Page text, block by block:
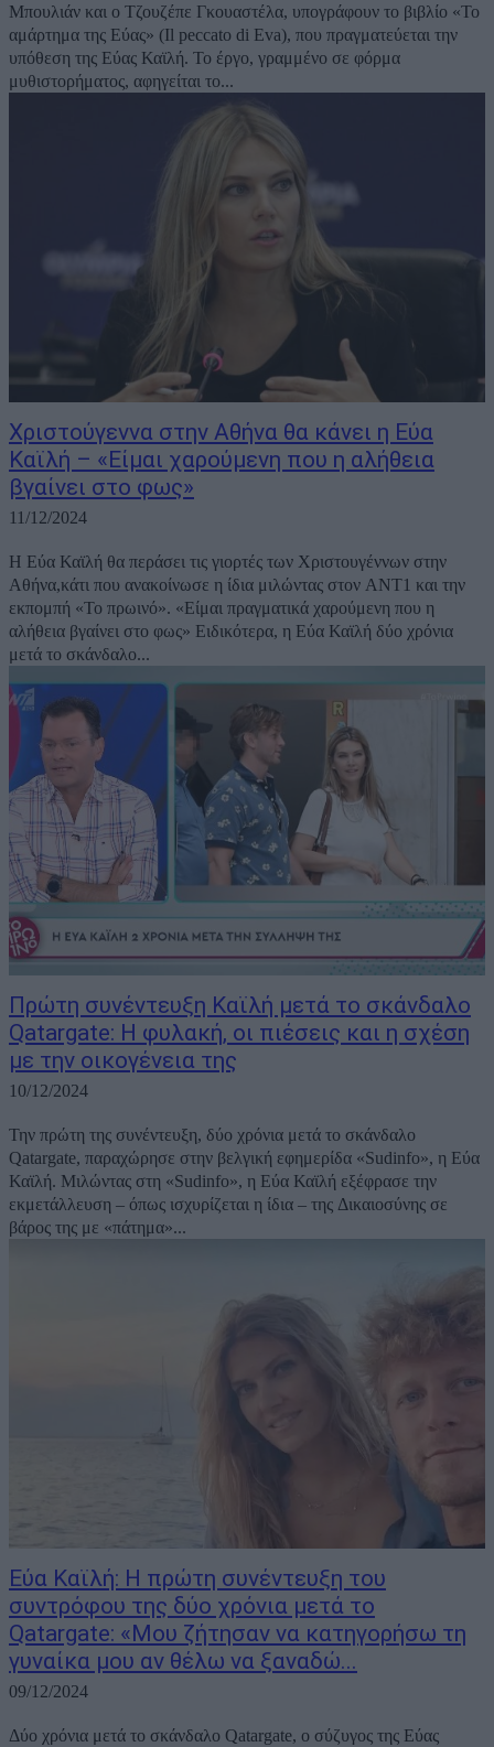
Μπουλιάν και ο Τζουζέπε Γκουαστέλα, υπογράφουν το βιβλίο «Το
αμάρτημα της Εύας» (Il peccato di Eva), που πραγματεύεται την
υπόθεση της Εύας Καϊλή. Το έργο, γραμμένο σε φόρμα
μυθιστορήματος, αφηγείται το...
Χριστούγεννα στην Αθήνα θα κάνει η Εύα
Καϊλή – «Είμαι χαρούμενη που η αλήθεια
βγαίνει στο φως»
11/12/2024
Η Εύα Καϊλή θα περάσει τις γιορτές των Χριστουγέννων στην
Αθήνα,κάτι που ανακοίνωσε η ίδια μιλώντας στον ΑΝΤ1 και την
εκπομπή «Το πρωινό». «Είμαι πραγματικά χαρούμενη που η
αλήθεια βγαίνει στο φως» Ειδικότερα, η Εύα Καϊλή δύο χρόνια
μετά το σκάνδαλο...
Πρώτη συνέντευξη Καϊλή μετά το σκάνδαλο
Qatargate: Η φυλακή, οι πιέσεις και η σχέση
με την οικογένεια της
10/12/2024
Την πρώτη της συνέντευξη, δύο χρόνια μετά το σκάνδαλο
Qatargate, παραχώρησε στην βελγική εφημερίδα «Sudinfo», η Εύα
Καϊλή. Μιλώντας στη «Sudinfo», η Εύα Καϊλή εξέφρασε την
εκμετάλλευση – όπως ισχυρίζεται η ίδια – της Δικαιοσύνης σε
βάρος της με «πάτημα»...
Εύα Καϊλή: Η πρώτη συνέντευξη του
συντρόφου της δύο χρόνια μετά το
Qatargate: «Μου ζήτησαν να κατηγορήσω τη
γυναίκα μου αν θέλω να ξαναδώ...
09/12/2024
Δύο χρόνια μετά το σκάνδαλο Qatargate, ο σύζυγος της Εύας